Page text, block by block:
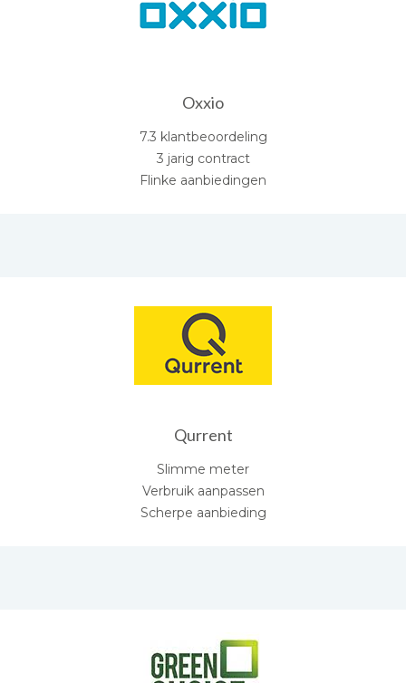
Oxxio
7.3 klantbeoordeling
3 jarig contract
Flinke aanbiedingen
Qurrent
Slimme meter
Verbruik aanpassen
Scherpe aanbieding